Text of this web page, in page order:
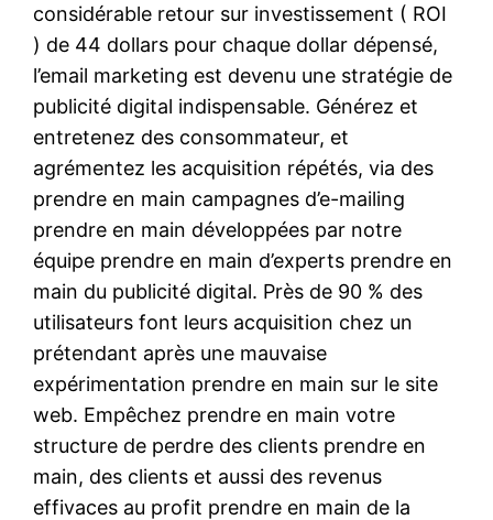
considérable retour sur investissement ( ROI
) de 44 dollars pour chaque dollar dépensé,
l’email marketing est devenu une stratégie de
publicité digital indispensable. Générez et
entretenez des consommateur, et
agrémentez les acquisition répétés, via des
prendre en main campagnes d’e-mailing
prendre en main développées par notre
équipe prendre en main d’experts prendre en
main du publicité digital. Près de 90 % des
utilisateurs font leurs acquisition chez un
prétendant après une mauvaise
expérimentation prendre en main sur le site
web. Empêchez prendre en main votre
structure de perdre des clients prendre en
main, des clients et aussi des revenus
effivaces au profit prendre en main de la